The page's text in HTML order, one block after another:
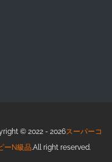
© 2022 - 2026スーパーコ
ーN級品.All right reserved.